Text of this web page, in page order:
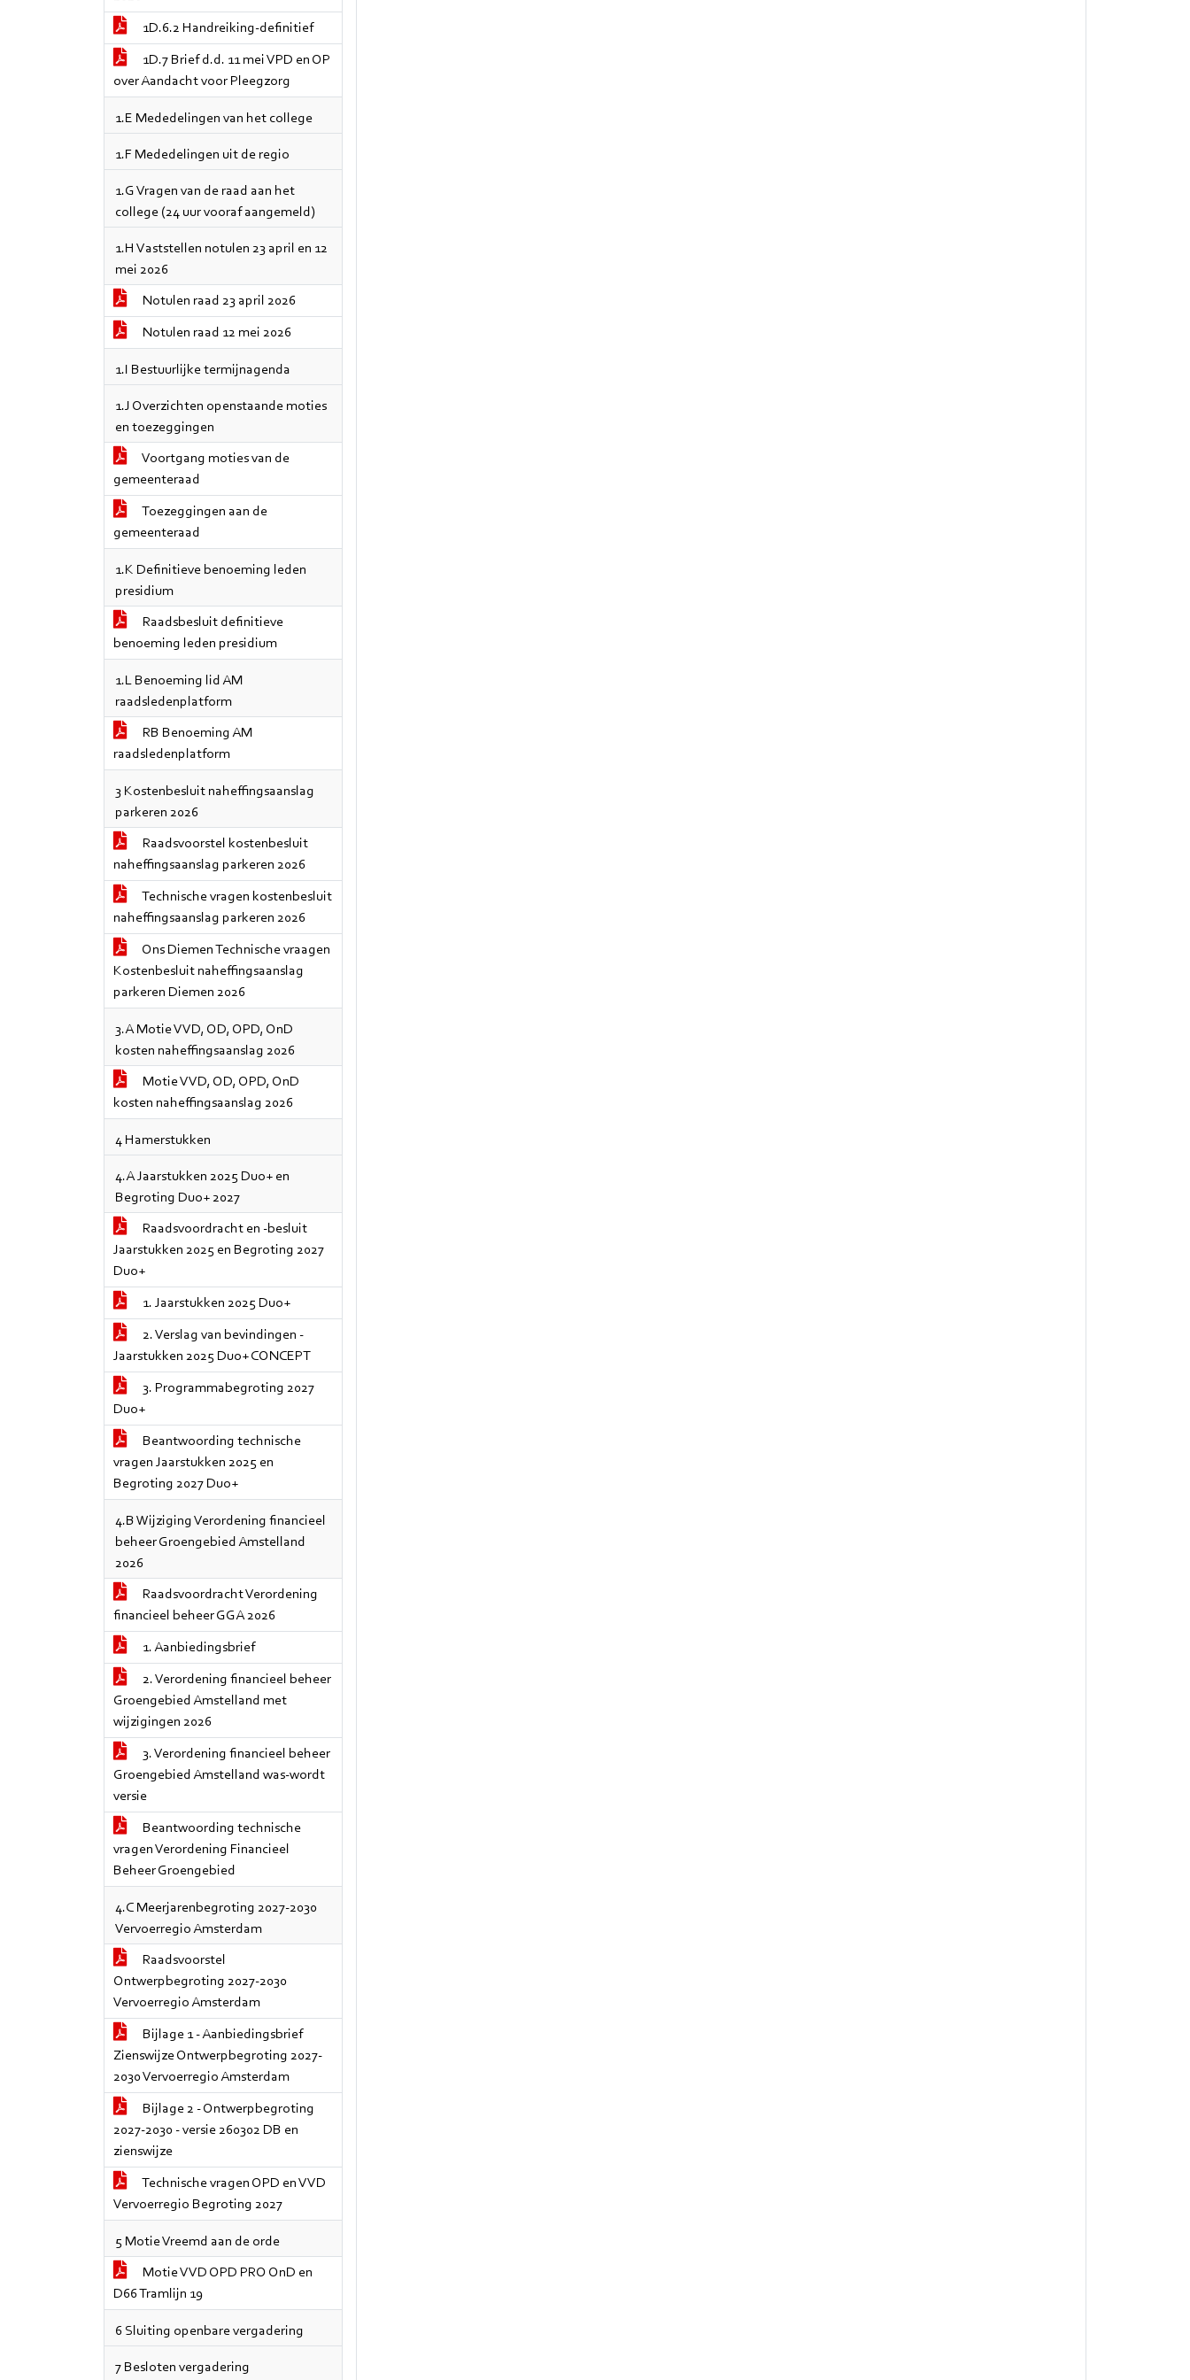
1D.6.2 Handreiking-definitief
1D.7 Brief d.d. 11 mei VPD en OP
over Aandacht voor Pleegzorg
1.E Mededelingen van het college
1.F Mededelingen uit de regio
1.G Vragen van de raad aan het
college (24 uur vooraf aangemeld)
1.H Vaststellen notulen 23 april en 12
mei 2026
Notulen raad 23 april 2026
Notulen raad 12 mei 2026
1.I Bestuurlijke termijnagenda
1.J Overzichten openstaande moties
en toezeggingen
Voortgang moties van de
gemeenteraad
Toezeggingen aan de
gemeenteraad
1.K Definitieve benoeming leden
presidium
Raadsbesluit definitieve
benoeming leden presidium
1.L Benoeming lid AM
raadsledenplatform
RB Benoeming AM
raadsledenplatform
3 Kostenbesluit naheffingsaanslag
parkeren 2026
Raadsvoorstel kostenbesluit
naheffingsaanslag parkeren 2026
Technische vragen kostenbesluit
naheffingsaanslag parkeren 2026
Ons Diemen Technische vraagen
Kostenbesluit naheffingsaanslag
parkeren Diemen 2026
3.A Motie VVD, OD, OPD, OnD
kosten naheffingsaanslag 2026
Motie VVD, OD, OPD, OnD
kosten naheffingsaanslag 2026
4 Hamerstukken
4.A Jaarstukken 2025 Duo+ en
Begroting Duo+ 2027
Raadsvoordracht en -besluit
Jaarstukken 2025 en Begroting 2027
Duo+
1. Jaarstukken 2025 Duo+
2. Verslag van bevindingen -
Jaarstukken 2025 Duo+ CONCEPT
3. Programmabegroting 2027
Duo+
Beantwoording technische
vragen Jaarstukken 2025 en
Begroting 2027 Duo+
4.B Wijziging Verordening financieel
beheer Groengebied Amstelland
2026
Raadsvoordracht Verordening
financieel beheer GGA 2026
1. Aanbiedingsbrief
2. Verordening financieel beheer
Groengebied Amstelland met
wijzigingen 2026
3. Verordening financieel beheer
Groengebied Amstelland was-wordt
versie
Beantwoording technische
vragen Verordening Financieel
Beheer Groengebied
4.C Meerjarenbegroting 2027-2030
Vervoerregio Amsterdam
Raadsvoorstel
Ontwerpbegroting 2027-2030
Vervoerregio Amsterdam
Bijlage 1 - Aanbiedingsbrief
Zienswijze Ontwerpbegroting 2027-
2030 Vervoerregio Amsterdam
Bijlage 2 - Ontwerpbegroting
2027-2030 - versie 260302 DB en
zienswijze
Technische vragen OPD en VVD
Vervoerregio Begroting 2027
5 Motie Vreemd aan de orde
Motie VVD OPD PRO OnD en
D66 Tramlijn 19
6 Sluiting openbare vergadering
7 Besloten vergadering